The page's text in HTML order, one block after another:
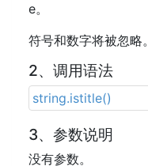
e。
符号和数字将被忽略。
2、调用语法
string.istitle()
3、参数说明
没有参数。